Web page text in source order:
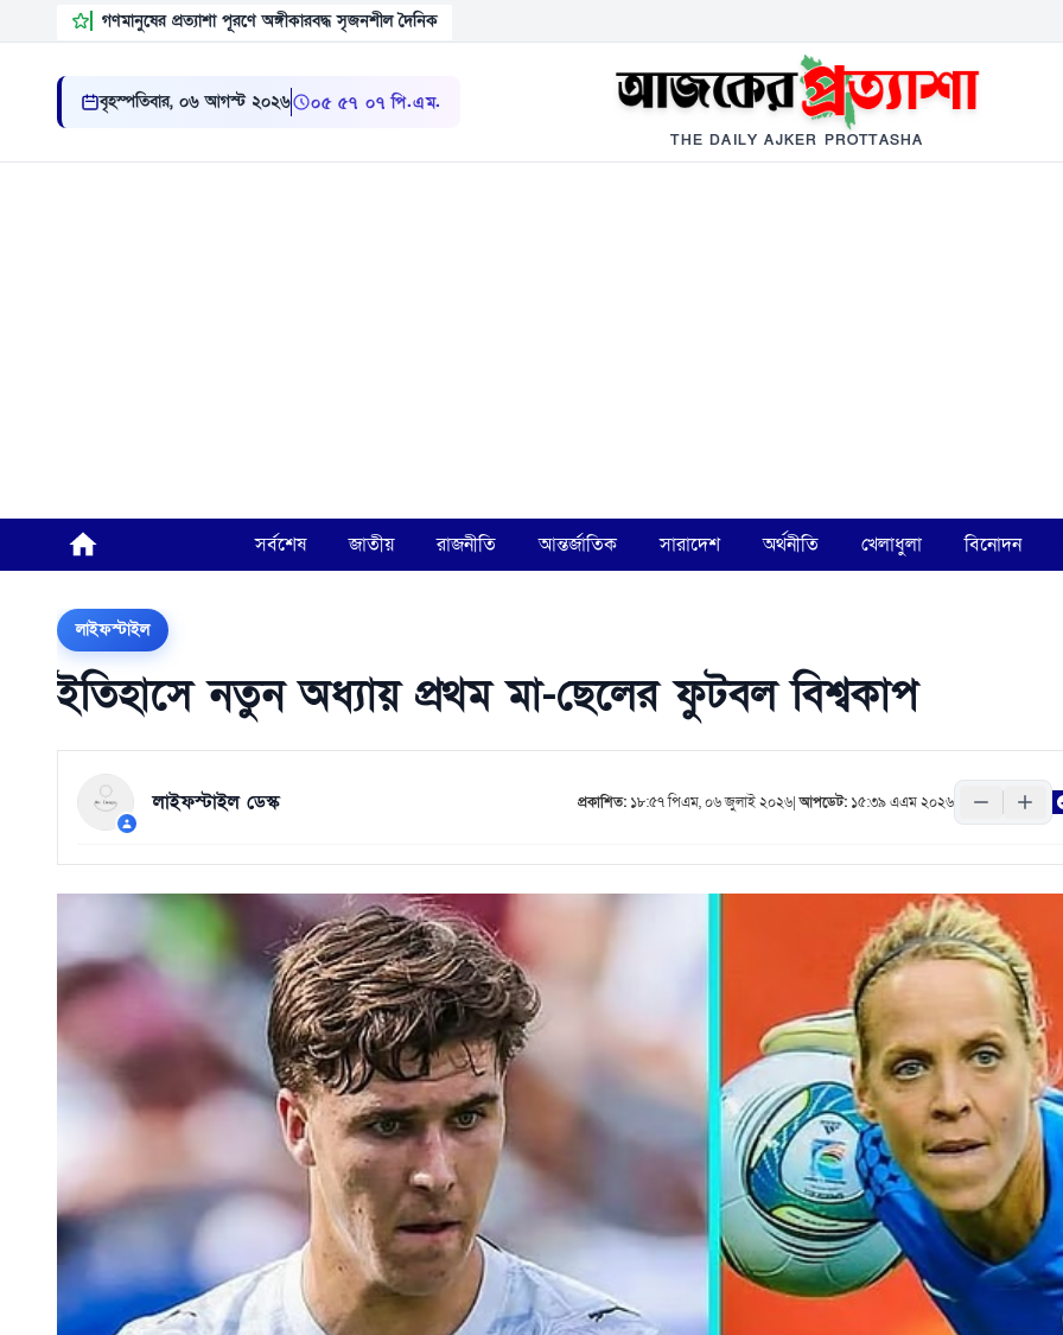
গণমানুষের প্রত্যাশা পূরণে অঙ্গীকারবদ্ধ সৃজনশীল দৈনিক
বৃহস্পতিবার, ০৬ আগস্ট ২০২৬ ০৫:৫৭:০৮ পি.এম.
THE DAILY AJKER PROTTASHA
সর্বশেষ জাতীয় রাজনীতি আন্তর্জাতিক সারাদেশ অর্থনীতি খেলাধুলা বিনোদন
লাইফস্টাইল
ইতিহাসে নতুন অধ্যায় প্রথম মা-ছেলের ফুটবল বিশ্বকাপ
লাইফস্টাইল ডেস্ক প্রকাশিত: ১৮:৫৭ পিএম, ০৬ জুলাই ২০২৬|আপডেট: ১৫:৩৯ এএম ২০২৬